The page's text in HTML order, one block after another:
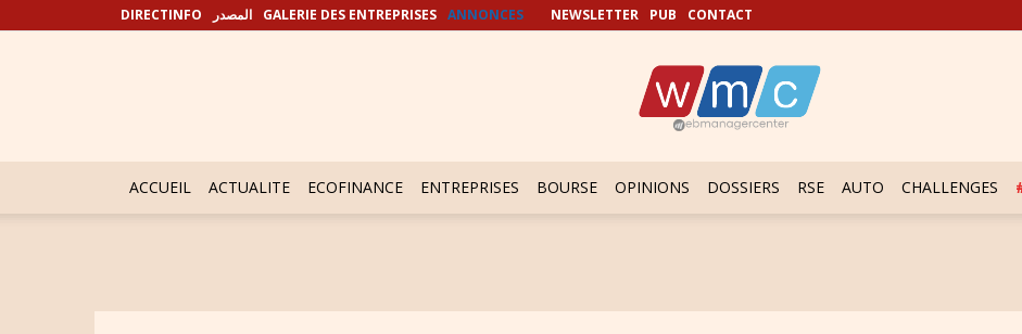
DIRECTINFO المصدر GALERIE DES ENTREPRISES ANNONCES NEWSLETTER PUB CONTACT
ACCUEIL ACTUALITE ECOFINANCE ENTREPRISES BOURSE OPINIONS DOSSIERS RSE AUTO CHALLENGES